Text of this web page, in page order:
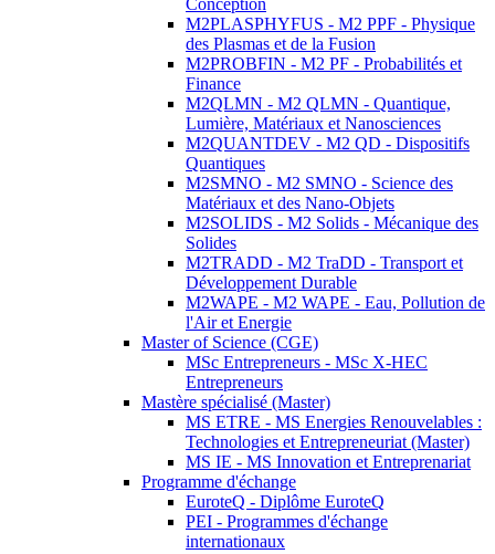
Conception
M2PLASPHYFUS - M2 PPF - Physique
des Plasmas et de la Fusion
M2PROBFIN - M2 PF - Probabilités et
Finance
M2QLMN - M2 QLMN - Quantique,
Lumière, Matériaux et Nanosciences
M2QUANTDEV - M2 QD - Dispositifs
Quantiques
M2SMNO - M2 SMNO - Science des
Matériaux et des Nano-Objets
M2SOLIDS - M2 Solids - Mécanique des
Solides
M2TRADD - M2 TraDD - Transport et
Développement Durable
M2WAPE - M2 WAPE - Eau, Pollution de
l'Air et Energie
Master of Science (CGE)
MSc Entrepreneurs - MSc X-HEC
Entrepreneurs
Mastère spécialisé (Master)
MS ETRE - MS Energies Renouvelables :
Technologies et Entrepreneuriat (Master)
MS IE - MS Innovation et Entreprenariat
Programme d'échange
EuroteQ - Diplôme EuroteQ
PEI - Programmes d'échange
internationaux